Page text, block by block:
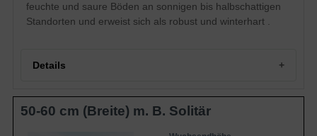
Blütezeit
Mai bis Juni
Rinde
Braun
Boden
(Rhododendron 'Dagmar') erweist sich als
feuchte und saure Böden an sonnigen bis halbschattigen
Standorten und erweist sich als robust und winterhart .
Details
50-60 cm (Breite) m. B. Solitär